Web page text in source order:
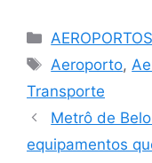
Categorias
AEROPORTOS
Tags
Aeroporto,
Transporte
Metrô de
equipamentos